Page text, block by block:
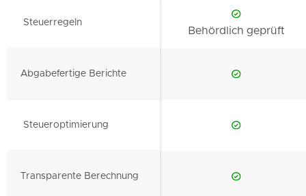
Steuerregeln
Behördlich geprüft
Abgabefertige Berichte
Steueroptimierung
Transparente Berechnung